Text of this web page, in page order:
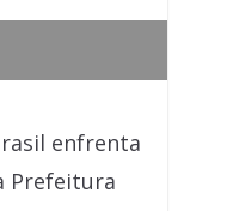
enfrenta
Prefeitura